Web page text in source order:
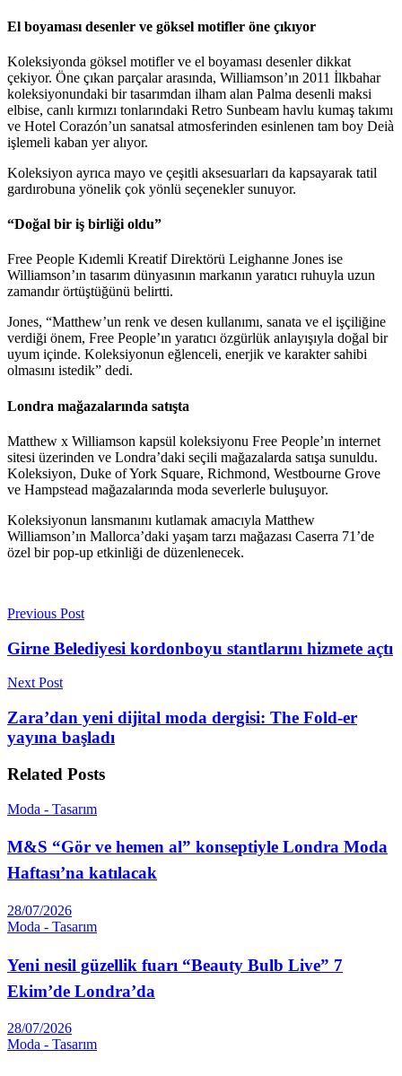
El boyaması desenler ve göksel motifler öne çıkıyor
Koleksiyonda göksel motifler ve el boyaması desenler dikkat
çekiyor. Öne çıkan parçalar arasında, Williamson’ın 2011 İlkbahar
koleksiyonundaki bir tasarımdan ilham alan Palma desenli maksi
elbise, canlı kırmızı tonlarındaki Retro Sunbeam havlu kumaş takımı
ve Hotel Corazón’un sanatsal atmosferinden esinlenen tam boy Deià
işlemeli kaban yer alıyor.
Koleksiyon ayrıca mayo ve çeşitli aksesuarları da kapsayarak tatil
gardırobuna yönelik çok yönlü seçenekler sunuyor.
“Doğal bir iş birliği oldu”
Free People Kıdemli Kreatif Direktörü Leighanne Jones ise
Williamson’ın tasarım dünyasının markanın yaratıcı ruhuyla uzun
zamandır örtüştüğünü belirtti.
Jones, “Matthew’un renk ve desen kullanımı, sanata ve el işçiliğine
verdiği önem, Free People’ın yaratıcı özgürlük anlayışıyla doğal bir
uyum içinde. Koleksiyonun eğlenceli, enerjik ve karakter sahibi
olmasını istedik” dedi.
Londra mağazalarında satışta
Matthew x Williamson kapsül koleksiyonu Free People’ın internet
sitesi üzerinden ve Londra’daki seçili mağazalarda satışa sunuldu.
Koleksiyon, Duke of York Square, Richmond, Westbourne Grove
ve Hampstead mağazalarında moda severlerle buluşuyor.
Koleksiyonun lansmanını kutlamak amacıyla Matthew
Williamson’ın Mallorca’daki yaşam tarzı mağazası Caserra 71’de
özel bir pop-up etkinliği de düzenlenecek.
Previous Post
Girne Belediyesi kordonboyu stantlarını hizmete açtı
Next Post
Zara’dan yeni dijital moda dergisi: The Fold-er
yayına başladı
Related Posts
Moda - Tasarım
M&S “Gör ve hemen al” konseptiyle Londra Moda
Haftası’na katılacak
28/07/2026
Moda - Tasarım
Yeni nesil güzellik fuarı “Beauty Bulb Live” 7
Ekim’de Londra’da
28/07/2026
Moda - Tasarım